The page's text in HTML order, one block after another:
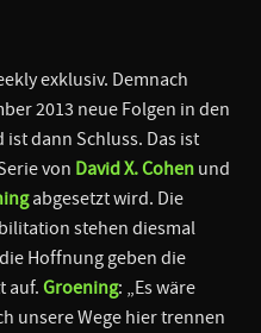
exklusiv. Demnach
2013 neue Folgen in den
dann Schluss. Das ist
von David X. Cohen und
abgesetzt wird. Die
stehen diesmal
Hoffnung geben die
auf. Groening: „Es wäre
unsere Wege hier trennen